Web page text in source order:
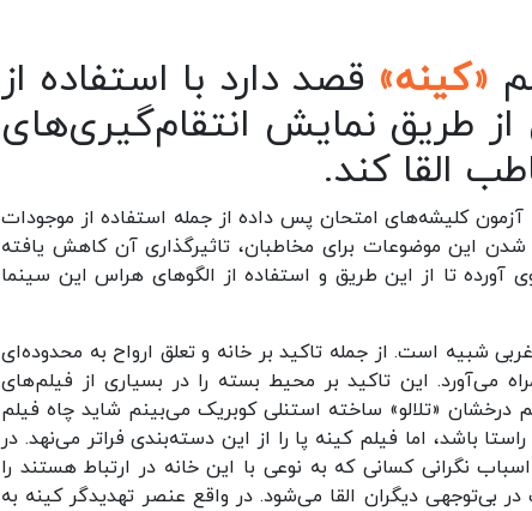
«کینه» قصد دارد با استفاده از
طریق نمایش انتقام‌گیری‌های
القا کند.
آزمون کلیشه‌های امتحان پس داده از جمله استفاده از موجودات
شدن این موضوعات برای مخاطبان، تاثیرگذاری آن کاهش یافته
تا از این طریق و استفاده از الگوهای هراس این سینما
شبیه است. از جمله تاکید بر خانه و تعلق ارواح به محدوده‌ای
می‌آورد. این تاکید بر محیط بسته را در بسیاری از فیلم‌های
درخشان «تلالو» ساخته استنلی کوبریک می‌بینم شاید چاه فیلم
باشد، اما فیلم کینه پا را از این دسته‌بندی فراتر می‌نهد. در
نگرانی کسانی که به نوعی با این خانه در ارتباط هستند را
دیگران القا می‌شود. در واقع عنصر تهدیدگر کینه به